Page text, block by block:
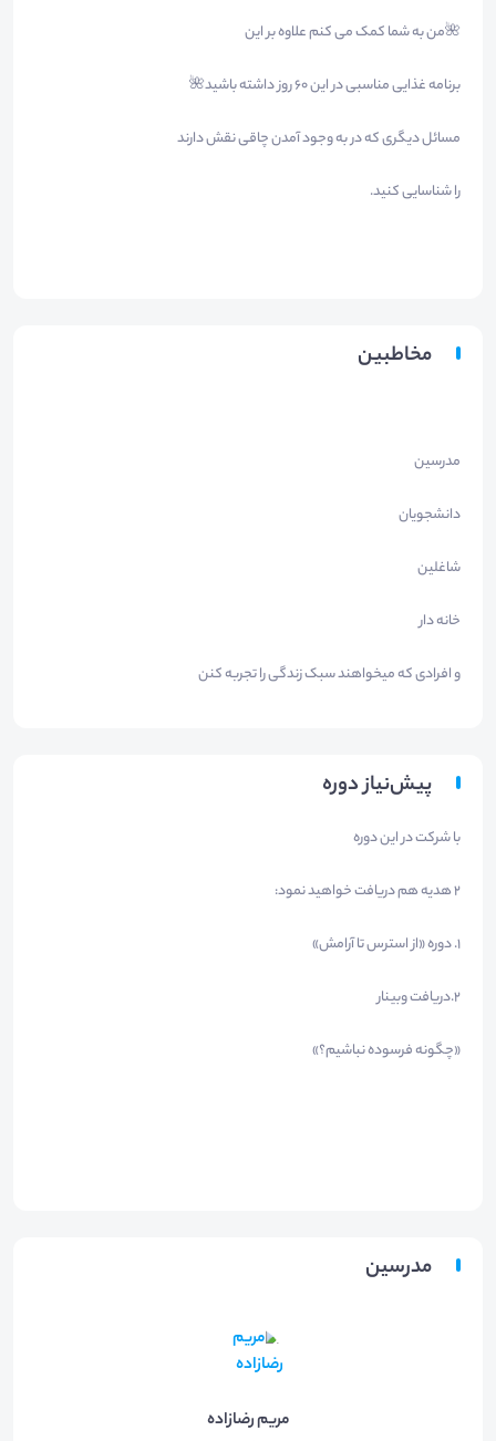
🌺من به شما کمک می کنم علاوه بر این
برنامه غذایی مناسبی در این ۶۰ روز داشته باشید🌺
مسائل دیگری که در به وجود آمدن چاقی نقش دارند
را شناسایی کنید.
مخاطبین
مدرسین
دانشجویان
شاغلین
خانه دار
و افرادی که میخواهند سبک زندگی را تجربه کنن
پیش‌نیاز دوره
با شرکت در این دوره
۲ هدیه هم دریافت خواهید نمود:
۱. دوره «از استرس تا آرامش»
۲.دریافت وبینار
«چگونه فرسوده نباشیم؟»
مدرسین
مریم رضازاده